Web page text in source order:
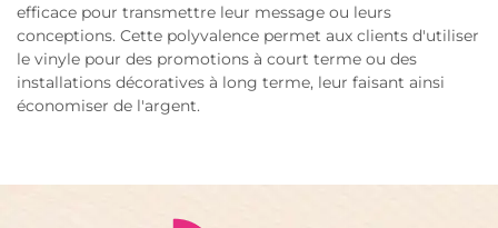
efficace pour transmettre leur message ou leurs
conceptions. Cette polyvalence permet aux clients d'utiliser
le vinyle pour des promotions à court terme ou des
installations décoratives à long terme, leur faisant ainsi
économiser de l'argent.